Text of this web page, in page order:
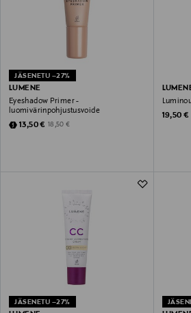
JÄSENETU –27%
LUMENE
Eyeshadow Primer -
luomivärinpohjustusvoide
Discounted Price
13,50 € Original Price
18,50 €
Original
19,50 €
JÄSENETU –27%